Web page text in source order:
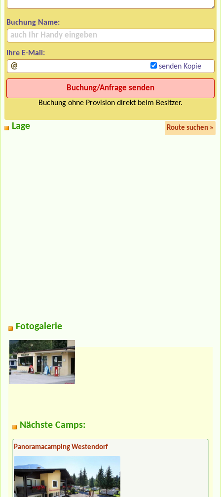
Buchung Name:
Ihre E-Mail:
senden Kopie
Buchung ohne Provision direkt beim Besitzer.
Lage Route suchen »
Fotogalerie
Nächste Camps:
Panoramacamping Westendorf